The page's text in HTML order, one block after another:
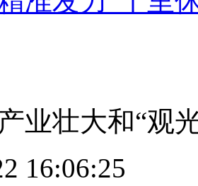
业壮大和“观
16:06:25